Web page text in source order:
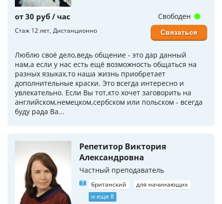
от 30 руб / час
Стаж 12 лет Дистанционно
Люблю своё дело,ведь общение - это дар данный
нам,а если у нас есть ещё возможность общаться на
разных языках,то наша жизнь приобретает
дополнительные краски. Это всегда интересно и
увлекательно. Если Вы тот,кто хочет заговорить на
английском,немецком,сербском или польском - всегда
буду рада Ва...
Свободен
Связаться
Репетитор Виктория
Александровна
Частный преподаватель
британский
для начинающих
и еще 8